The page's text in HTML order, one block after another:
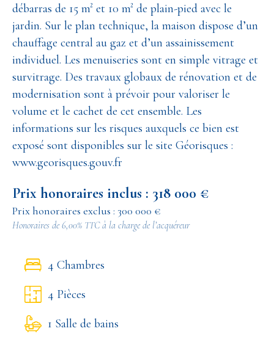
débarras de 15 m² et 10 m² de plain-pied avec le
jardin. Sur le plan technique, la maison dispose d’un
chauffage central au gaz et d’un assainissement
individuel. Les menuiseries sont en simple vitrage et
survitrage. Des travaux globaux de rénovation et de
modernisation sont à prévoir pour valoriser le
volume et le cachet de cet ensemble. Les
informations sur les risques auxquels ce bien est
exposé sont disponibles sur le site Géorisques :
www.georisques.gouv.fr
Prix honoraires inclus : 318 000 €
Prix honoraires exclus : 300 000 €
Honoraires de 6,00% TTC à la charge de l’acquéreur
4 Chambres
4 Pièces
1 Salle de bains